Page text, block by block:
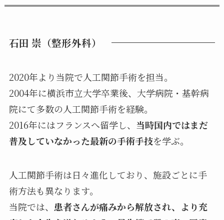
石田 崇（整形外科）
2020年より当院で人工関節手術を担当。
2004年に横浜市立大学卒業後、大学病院・基幹病
院にて多数の人工関節手術を経験。
2016年にはフランスへ留学し、 当時国内ではまだ
普及していなかった最新の手術手技を学ぶ。
人工関節手術は日々進化しており、施設ごとに手
術方法も異なります。
当院では、 患者さんが痛みから解放され、より充